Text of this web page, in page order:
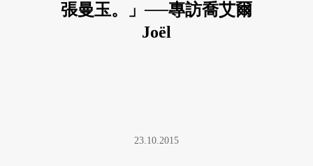
張曼玉。」──專訪喬艾爾
Joël
23.10.2015